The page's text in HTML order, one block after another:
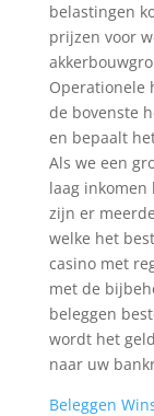
belastingen
prijzen voor
Operationele
de bovenste
en bepaalt
Als we een
laag
zijn er
welke het
casino met
met de
beleggen
wordt het
naar uw
Beleggen